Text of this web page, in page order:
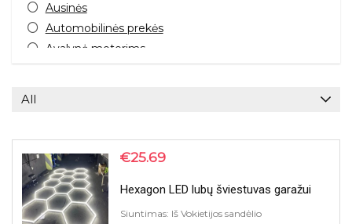
Ausinės
Automobilinės prekės
Avalynė moterims
Avalynė vyrams
Dronai
Dulkių siurbliai
Dviračiai ir paspirtukai
Džemperiai
All
€25.69
Hexagon LED lubų šviestuvas garažui
Siuntimas: Iš Vokietijos sandėlio